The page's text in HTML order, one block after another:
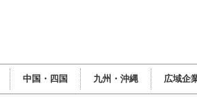
中国・四国 九州・沖縄 広域企